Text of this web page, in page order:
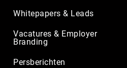
Whitepapers & Leads
Vacatures & Employer
Branding
Persberichten